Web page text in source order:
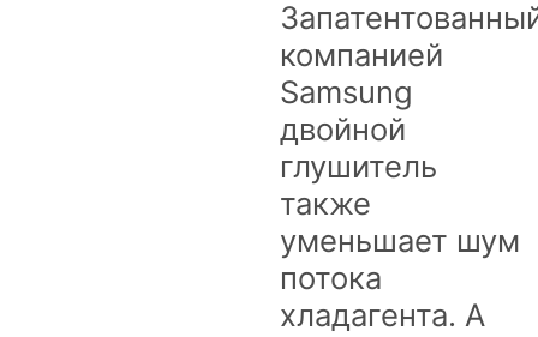
компанией
Samsung
двойной
глушитель
также
уменьшает шум
потока
хладагента. А